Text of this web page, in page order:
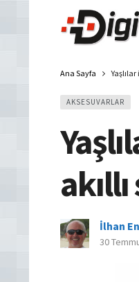
Ana Sayfa
AKSESUVARLAR
İlhan
30